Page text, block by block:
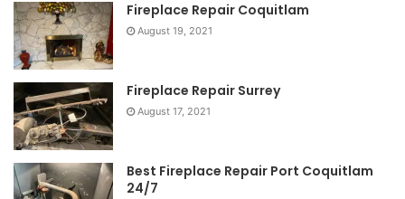
Fireplace Repair Coquitlam
August 19, 2021
Fireplace Repair Surrey
August 17, 2021
Best Fireplace Repair Port Coquitlam
24/7